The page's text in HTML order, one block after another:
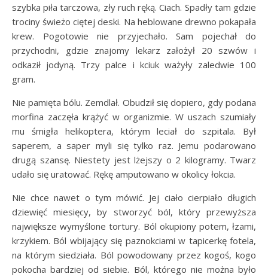
szybka piła tarczowa, zły ruch ręką. Ciach. Spadły tam gdzie
trociny świeżo ciętej deski. Na heblowane drewno pokapała
krew. Pogotowie nie przyjechało. Sam pojechał do
przychodni, gdzie znajomy lekarz założył 20 szwów i
odkaził jodyną. Trzy palce i kciuk ważyły zaledwie 100
gram.
Nie pamięta bólu. Zemdlał. Obudził się dopiero, gdy podana
morfina zaczęła krążyć w organizmie. W uszach szumiały
mu śmigła helikoptera, którym leciał do szpitala. Był
saperem, a saper myli się tylko raz. Jemu podarowano
drugą szansę. Niestety jest lżejszy o 2 kilogramy. Twarz
udało się uratować. Rękę amputowano w okolicy łokcia.
Nie chce nawet o tym mówić. Jej ciało cierpiało długich
dziewięć miesięcy, by stworzyć ból, który przewyższa
największe wymyślone tortury. Ból okupiony potem, łzami,
krzykiem. Ból wbijający się paznokciami w tapicerkę fotela,
na którym siedziała. Ból powodowany przez kogoś, kogo
pokocha bardziej od siebie. Ból, którego nie można było